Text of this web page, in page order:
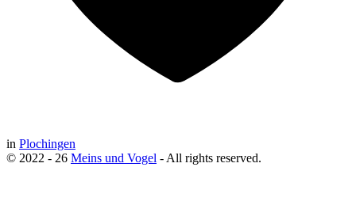
in Plochingen
© 2022 - 26 Meins und Vogel - All rights reserved.